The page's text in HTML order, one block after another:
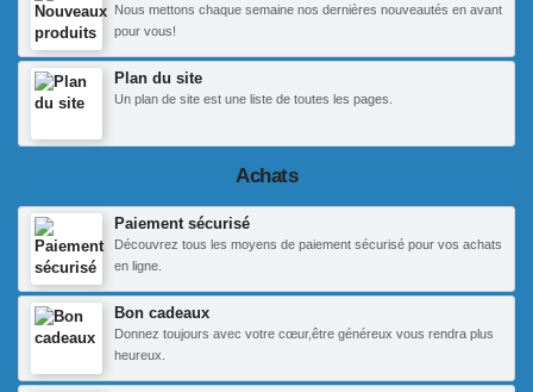
Nous mettons chaque semaine nos dernières nouveautés en avant
pour vous!
Plan du site
Un plan de site est une liste de toutes les pages.
Achats
Paiement sécurisé
Découvrez tous les moyens de paiement sécurisé pour vos achats
en ligne.
Bon cadeaux
Donnez toujours avec votre cœur,être généreux vous rendra plus
heureux.